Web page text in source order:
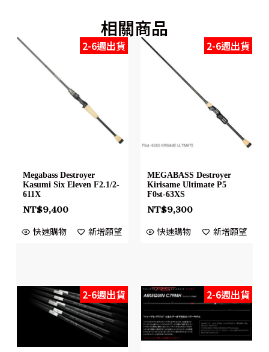
相關商品
2-6週出貨
Megabass Destroyer
Kasumi Six Eleven F2.1/2-
611X
NT$9,400
快速購物 新增願望
2-6週出貨
MEGABASS Destroyer
Kirisame Ultimate P5
F0st-63XS
NT$9,300
快速購物 新增願望
2-6週出貨 2-6週出貨